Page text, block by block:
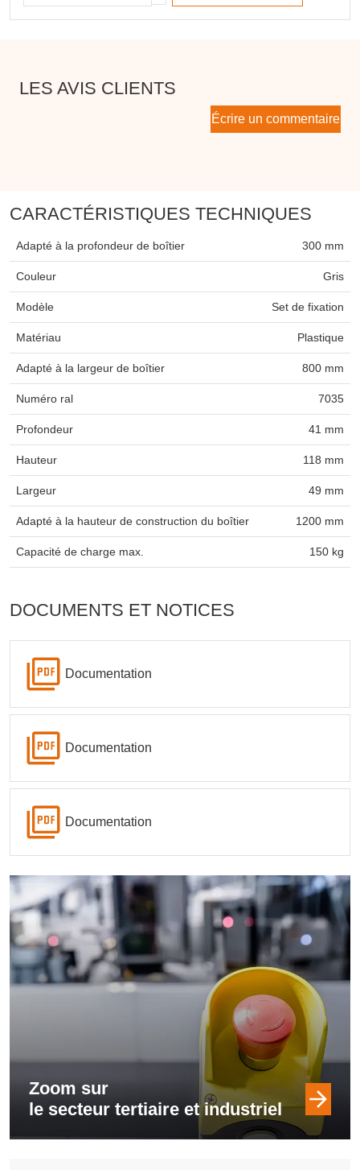
LES AVIS CLIENTS
Écrire un commentaire
CARACTÉRISTIQUES TECHNIQUES
Adapté à la profondeur de boîtier 300 mm
Couleur Gris
Modèle Set de fixation
Matériau Plastique
Adapté à la largeur de boîtier 800 mm
Numéro ral 7035
Profondeur 41 mm
Hauteur 118 mm
Largeur 49 mm
Adapté à la hauteur de construction du boîtier 1200 mm
Capacité de charge max. 150 kg
DOCUMENTS ET NOTICES
Documentation
Documentation
Documentation
Zoom sur
le secteur tertiaire et industriel